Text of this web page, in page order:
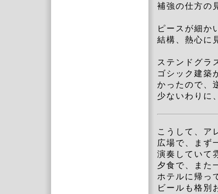
補強の仕方の
ピースが細
結構、熱心に
ステンドグラ
ゴシック建築
かったので、
少ないわりに
こうして、ア
広場で、まず
演奏していて
夕食で、また
ホテルに帰っ
ビールも格別